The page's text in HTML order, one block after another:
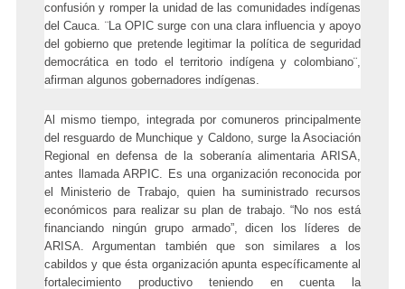
confusión y romper la unidad de las comunidades indígenas
del Cauca. ¨La OPIC surge con una clara influencia y apoyo
del gobierno que pretende legitimar la política de seguridad
democrática en todo el territorio indígena y colombiano¨,
afirman algunos gobernadores indígenas.
Al mismo tiempo, integrada por comuneros principalmente
del resguardo de Munchique y Caldono, surge la Asociación
Regional en defensa de la soberanía alimentaria ARISA,
antes llamada ARPIC. Es una organización reconocida por
el Ministerio de Trabajo, quien ha suministrado recursos
económicos para realizar su plan de trabajo. “No nos está
financiando ningún grupo armado”, dicen los líderes de
ARISA. Argumentan también que
son similares a los
cabildos y que ésta organización apunta específicamente al
fortalecimiento productivo teniendo en cuenta la